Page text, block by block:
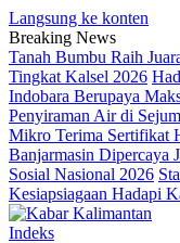
Langsung ke konten
Breaking News
Tanah Bumbu Raih
Tingkat Kalsel 2026
Indobara Berupaya
Penyiraman Air di
Mikro Terima Sertifikat
Banjarmasin Dipercaya
Sosial Nasional 2026
Kesiapsiagaan Hadapi
Indeks